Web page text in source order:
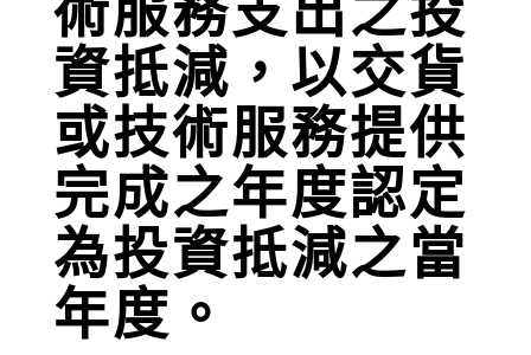
術服務支出之投
資抵減，以交貨
或技術服務提供
完成之年度認定
為投資抵減之當
年度。